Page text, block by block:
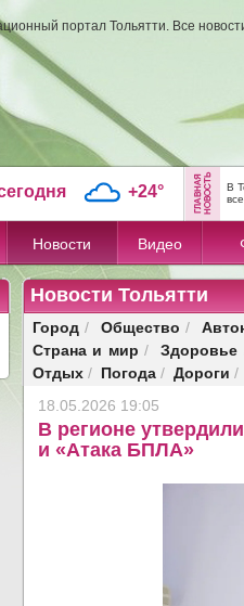
портал Тольятти. Все
+24°
В
Новости Видео
Новости Тольятти
Город / Общество /
Страна и мир / Здоровье
Отдых / Погода / Дороги /
18.05.2026 19:05
В регионе
и «Атака БПЛА»